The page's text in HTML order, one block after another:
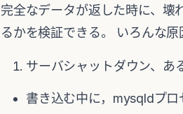
完全なデータが返した時に、壊
るかを検証できる。 いろんな
サーバシャットダウン、あ
書き込む中に，mysqldプロ